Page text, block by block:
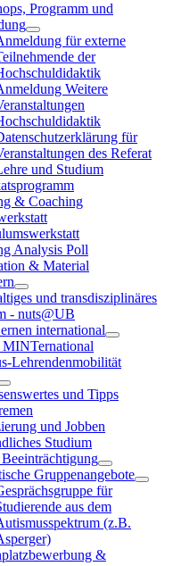
Programm und
für externe
der
Weitere
für
des Referat
und Studium
& Coaching
Analysis Poll
& Material
und transdisziplinäres
- nuts@UB
international
MINTernational
Lehrendenmobilität
und Tipps
und Jobben
Studium
Gruppenangebote
für
aus dem
(z.B.
&